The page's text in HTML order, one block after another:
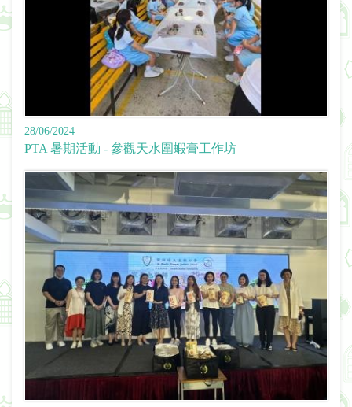
28/06/2024
PTA 暑期活動 - 參觀天水圍蝦膏工作坊